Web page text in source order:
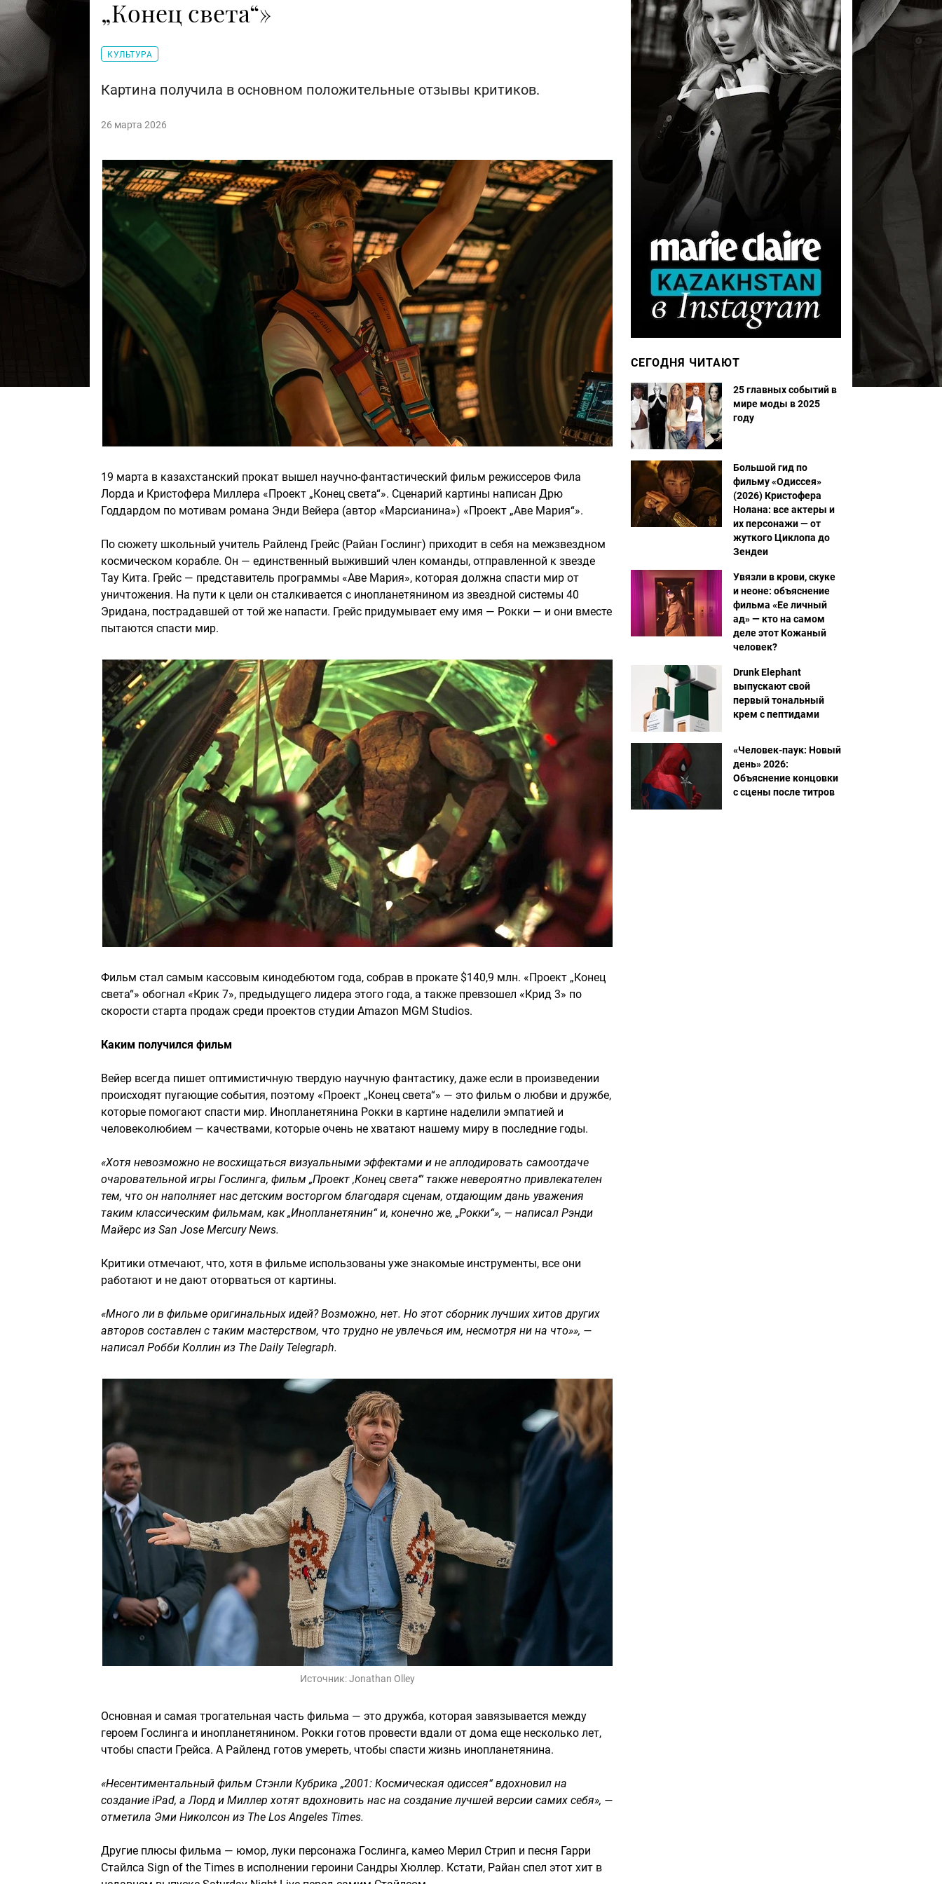
„Конец света“»
КУЛЬТУРА
Картина получила в основном положительные отзывы критиков.
26 марта 2026
19 марта в казахстанский прокат вышел научно-фантастический фильм режиссеров Фила
Лорда и Кристофера Миллера «Проект „Конец света“». Сценарий картины написан Дрю
Годдардом по мотивам романа Энди Вейера (автор «Марсианина») «Проект „Аве Мария“».
По сюжету школьный учитель Райленд Грейс (Райан Гослинг) приходит в себя на межзвездном
космическом корабле. Он — единственный выживший член команды, отправленной к звезде
Тау Кита. Грейс — представитель программы «Аве Мария», которая должна спасти мир от
уничтожения. На пути к цели он сталкивается с инопланетянином из звездной системы 40
Эридана, пострадавшей от той же напасти. Грейс придумывает ему имя — Рокки — и они вместе
пытаются спасти мир.
Фильм стал самым кассовым кинодебютом года, собрав в прокате $140,9 млн. «Проект „Конец
света“» обогнал «Крик 7», предыдущего лидера этого года, а также превзошел «Крид 3» по
скорости старта продаж среди проектов студии Amazon MGM Studios.
Каким получился фильм
Вейер всегда пишет оптимистичную твердую научную фантастику, даже если в произведении
происходят пугающие события, поэтому «Проект „Конец света“» — это фильм о любви и дружбе,
которые помогают спасти мир. Инопланетянина Рокки в картине наделили эмпатией и
человеколюбием — качествами, которые очень не хватают нашему миру в последние годы.
«Хотя невозможно не восхищаться визуальными эффектами и не аплодировать самоотдаче
очаровательной игры Гослинга, фильм „Проект ‚Конец света‘“ также невероятно привлекателен
тем, что он наполняет нас детским восторгом благодаря сценам, отдающим дань уважения
таким классическим фильмам, как „Инопланетянин“ и, конечно же, „Рокки“», — написал Рэнди
Майерс из San Jose Mercury News.
Критики отмечают, что, хотя в фильме использованы уже знакомые инструменты, все они
работают и не дают оторваться от картины.
«Много ли в фильме оригинальных идей? Возможно, нет. Но этот сборник лучших хитов других
авторов составлен с таким мастерством, что трудно не увлечься им, несмотря ни на что»», —
написал Робби Коллин из The Daily Telegraph.
Источник:Jonathan Olley
Основная и самая трогательная часть фильма — это дружба, которая завязывается между
героем Гослинга и инопланетянином. Рокки готов провести вдали от дома еще несколько лет,
чтобы спасти Грейса. А Райленд готов умереть, чтобы спасти жизнь инопланетянина.
«Несентиментальный фильм Стэнли Кубрика „2001: Космическая одиссея“ вдохновил на
создание iPad, а Лорд и Миллер хотят вдохновить нас на создание лучшей версии самих себя», —
отметила Эми Николсон из The Los Angeles Times.
Другие плюсы фильма — юмор, луки персонажа Гослинга, камео Мерил Стрип и песня Гарри
Стайлса Sign of the Times в исполнении героини Сандры Хюллер. Кстати, Райан спел этот хит в
СЕГОДНЯ ЧИТАЮТ
25 главных событий в
мире моды в 2025
году
Большой гид по
фильму «Одиссея»
(2026) Кристофера
Нолана: все актеры и
их персонажи — от
жуткого Циклопа до
Зендеи
Увязли в крови, скуке
и неоне: объяснение
фильма «Ее личный
ад» — кто на самом
деле этот Кожаный
человек?
Drunk Elephant
выпускают свой
первый тональный
крем с пептидами
«Человек-паук: Новый
день» 2026:
Объяснение концовки
с сцены после титров